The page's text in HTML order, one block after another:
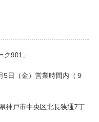
901」
5日（金）営業時間内（９
神戸市中央区北長狭通7丁